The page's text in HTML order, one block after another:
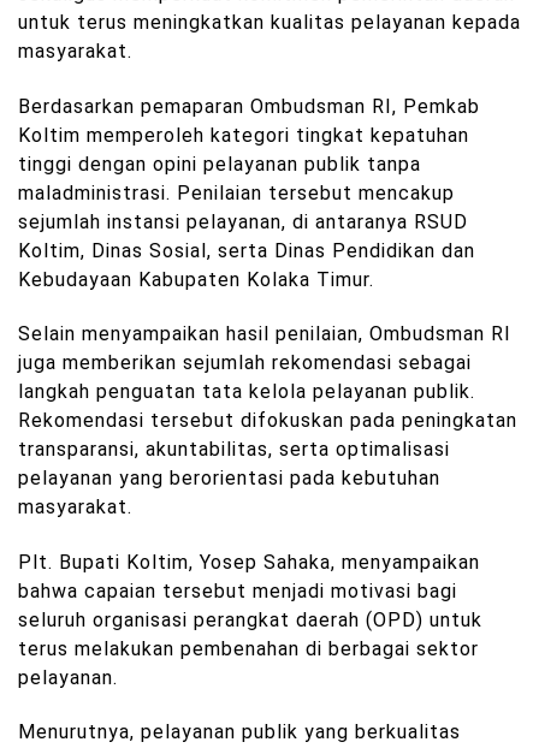
untuk terus meningkatkan kualitas pelayanan kepada
masyarakat.
Berdasarkan pemaparan Ombudsman RI, Pemkab
Koltim memperoleh kategori tingkat kepatuhan
tinggi dengan opini pelayanan publik tanpa
maladministrasi. Penilaian tersebut mencakup
sejumlah instansi pelayanan, di antaranya RSUD
Koltim, Dinas Sosial, serta Dinas Pendidikan dan
Kebudayaan Kabupaten Kolaka Timur.
Selain menyampaikan hasil penilaian, Ombudsman RI
juga memberikan sejumlah rekomendasi sebagai
langkah penguatan tata kelola pelayanan publik.
Rekomendasi tersebut difokuskan pada peningkatan
transparansi, akuntabilitas, serta optimalisasi
pelayanan yang berorientasi pada kebutuhan
masyarakat.
Plt. Bupati Koltim, Yosep Sahaka, menyampaikan
bahwa capaian tersebut menjadi motivasi bagi
seluruh organisasi perangkat daerah (OPD) untuk
terus melakukan pembenahan di berbagai sektor
pelayanan.
Menurutnya, pelayanan publik yang berkualitas